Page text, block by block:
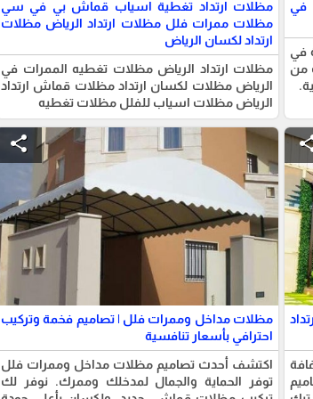
في
في
من
مظلات ارتداد تغطية اسياب قماش بي في سي
مظلات ممرات فلل مظلات ارتداد الرياض مظلات
ارتداد لكسان الرياض
مظلات ارتداد الرياض مظلات تغطيه الممرات في
الرياض مظلات لكسان ارتداد مظلات قماش ارتداد
الرياض مظلات اسياب للفلل مظلات تغطيه
share
مظلات مداخل وممرات فلل | تصاميم فخمة وتركيب
احترافي بأسعار تنافسية
اكتشف أحدث تصاميم مظلات مداخل وممرات فلل
توفر الحماية والجمال لمدخلك وممرك. نوفر لك